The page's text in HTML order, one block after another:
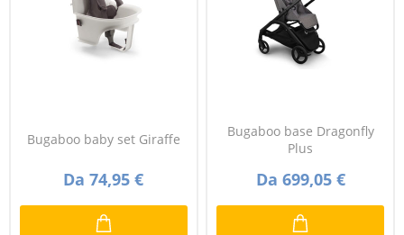
Bugaboo baby set Giraffe
Da 74,95 €
Bugaboo base Dragonfly
Plus
Da 699,05 €